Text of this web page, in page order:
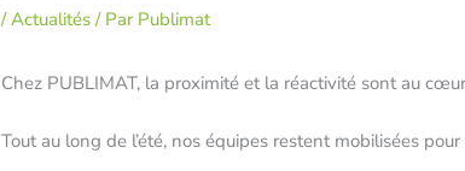
/Actualités/ Par Publimat
Chez PUBLIMAT, la proximité et la réactivité sont au
Tout au long de l’été, nos équipes restent mobilisées